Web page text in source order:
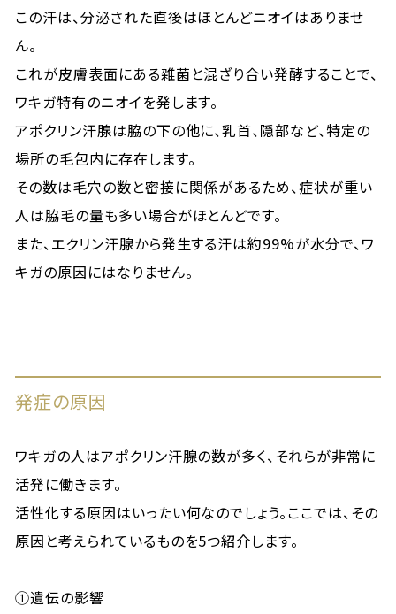
この汗は、分泌された直後はほとんどニオイはありませ
ん。
これが皮膚表面にある雑菌と混ざり合い発酵することで、
ワキガ特有のニオイを発します。
アポクリン汗腺は脇の下の他に、乳首、隠部など、特定の
場所の毛包内に存在します。
その数は毛穴の数と密接に関係があるため、症状が重い
人は脇毛の量も多い場合がほとんどです。
また、エクリン汗腺から発生する汗は約99%が水分で、ワ
キガの原因にはなりません。
発症の原因
ワキガの人はアポクリン汗腺の数が多く、それらが非常に
活発に働きます。
活性化する原因はいったい何なのでしょう。ここでは、その
原因と考えられているものを5つ紹介します。
①遺伝の影響